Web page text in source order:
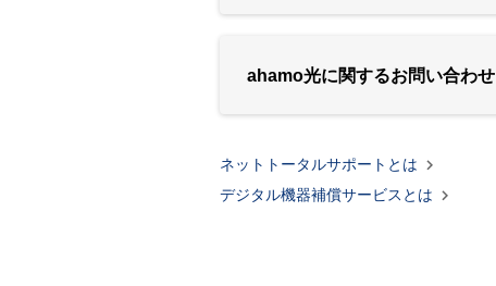
ahamo光に関するお問い合わせ
ネットトータルサポートとは 
デジタル機器補償サービスとは 